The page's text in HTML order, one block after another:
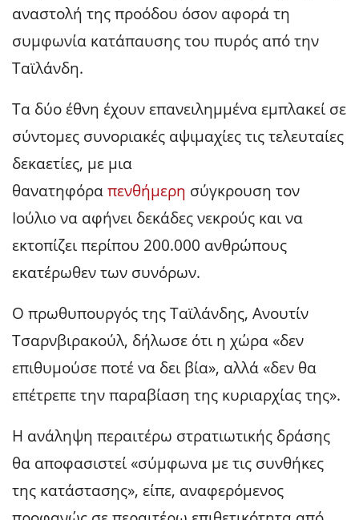
αναστολή της προόδου όσον αφορά τη
συμφωνία κατάπαυσης του πυρός από την
Ταϊλάνδη.
Τα δύο έθνη έχουν επανειλημμένα εμπλακεί σε
σύντομες συνοριακές αψιμαχίες τις τελευταίες
δεκαετίες, με μια
θανατηφόραπενθήμερη σύγκρουση τον
Ιούλιο να αφήνει δεκάδες νεκρούς και να
εκτοπίζει περίπου 200.000 ανθρώπους
εκατέρωθεν των συνόρων.
Ο πρωθυπουργός της Ταϊλάνδης, Ανουτίν
Τσαρνβιρακούλ, δήλωσε ότι η χώρα «δεν
επιθυμούσε ποτέ να δει βία», αλλά «δεν θα
επέτρεπε την παραβίαση της κυριαρχίας της».
Η ανάληψη περαιτέρω στρατιωτικής δράσης
θα αποφασιστεί «σύμφωνα με τις συνθήκες
της κατάστασης», είπε, αναφερόμενος